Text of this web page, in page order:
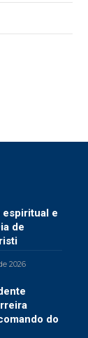
espiritual e
de
2026
do